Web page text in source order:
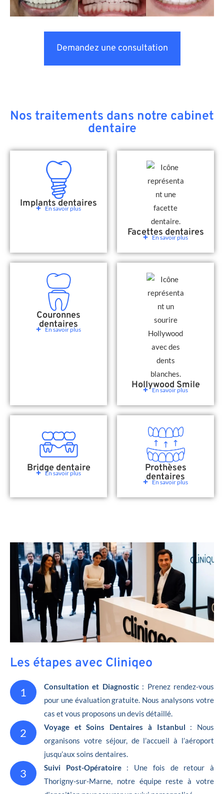
Demandez une consultation
Nos traitements dans notre cabinet
dentaire
Implants dentaires
En savoir plus
Facettes dentaires
En savoir plus
Couronnes
dentaires
En savoir plus
Hollywood Smile
En savoir plus
Bridge dentaire
En savoir plus Prothèses
dentaires
En savoir plus
Les étapes avec Cliniqeo
1 Consultation et Diagnostic: Prenez rendez-vous
pour une évaluation gratuite. Nous analysons votre
cas et vous proposons un devis détaillé.
2 Voyage et Soins Dentaires à Istanbul : Nous
organisons votre séjour, de l’accueil à l’aéroport
jusqu’aux soins dentaires.
3 Suivi Post-Opératoire : Une fois de retour à
Thorigny-sur-Marne, notre équipe reste à votre